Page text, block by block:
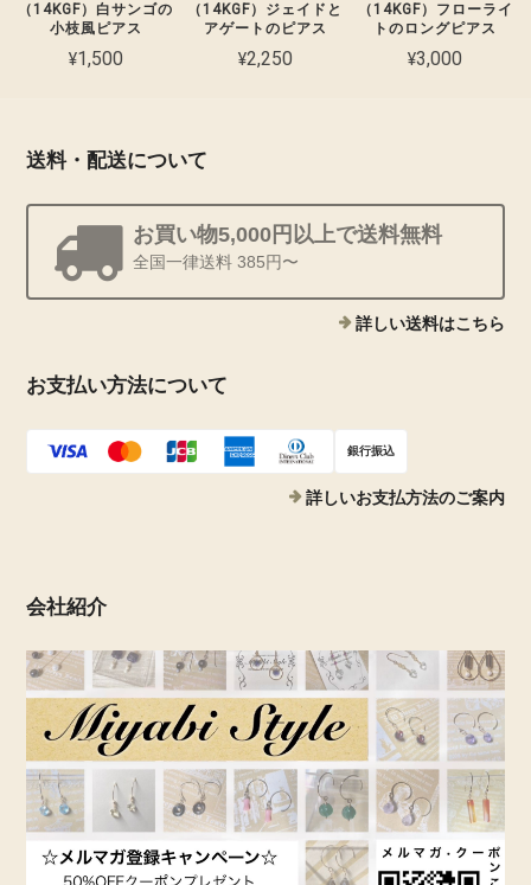
（14KGF）白サンゴの
小枝風ピアス
¥1,500
（14KGF）ジェイドと
アゲートのピアス
¥2,250
（14KGF）フローライ
トのロングピアス
¥3,000
送料・配送について
お買い物5,000円以上で送料無料
全国一律送料 385円〜
詳しい送料はこちら
お支払い方法について
銀行振込
詳しいお支払方法のご案内
会社紹介